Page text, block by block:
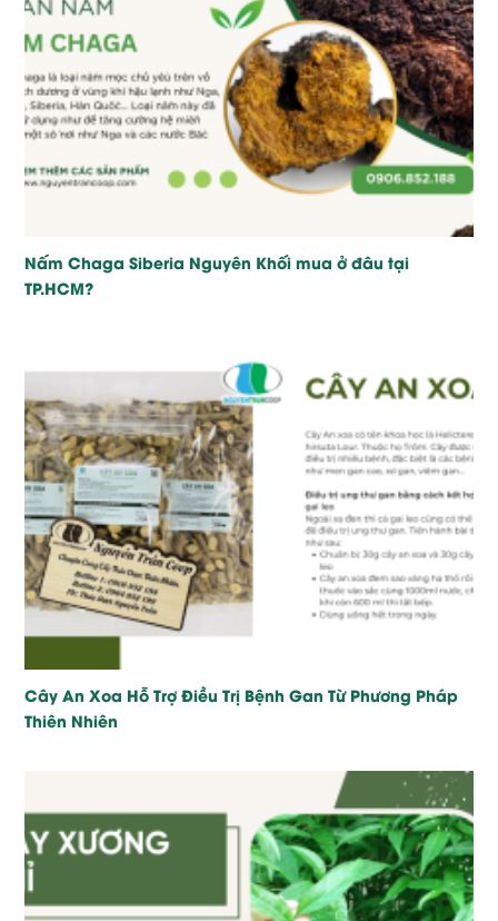
Nấm Chaga Siberia Nguyên Khối mua ở đâu tại
TP.HCM?
Cây An Xoa Hỗ Trợ Điều Trị Bệnh Gan Từ Phương Pháp
Thiên Nhiên